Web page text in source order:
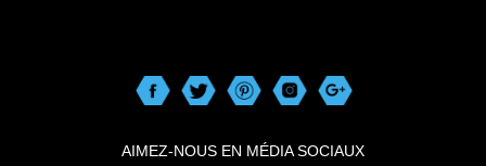
AIMEZ-NOUS EN MÉDIA SOCIAUX